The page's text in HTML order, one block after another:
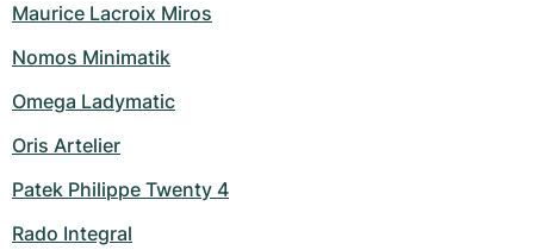
Maurice Lacroix Miros
Nomos Minimatik
Omega Ladymatic
Oris Artelier
Patek Philippe Twenty 4
Rado Integral